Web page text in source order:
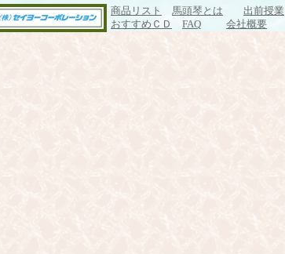
商品リスト 馬頭琴とは
出前授業
おすすめＣＤ
FAQ 会社概要